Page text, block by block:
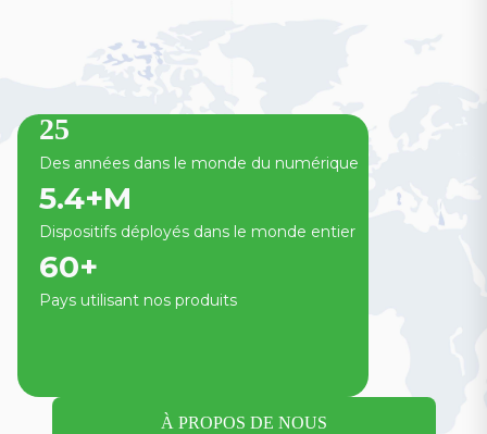
Des années dans le monde du numérique
25
Dispositifs déployés dans le monde entier
5.4+M
Pays utilisant nos produits
60+
À PROPOS DE NOUS